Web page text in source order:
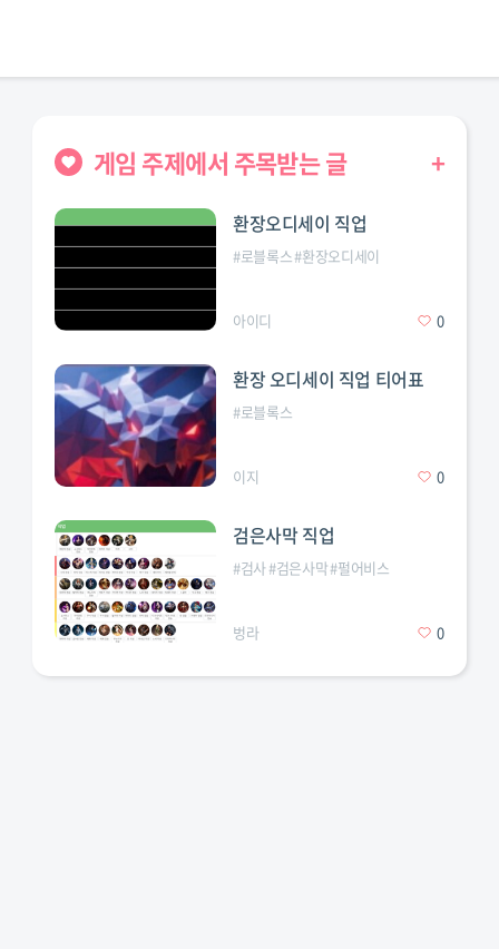
게임 주제에서 주목받는 글 +
환장오디세이 직업
#로블록스#환장오디세이
아이디 0
환장 오디세이 직업 티어표
#로블록스
이지 0
검은사막 직업
#검사#검은사막#펄어비스
벙라 0